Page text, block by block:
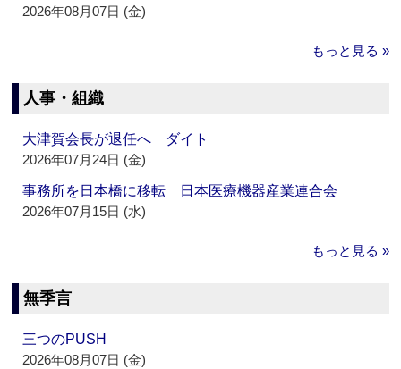
2026年08月07日 (金)
もっと見る »
人事・組織
大津賀会長が退任へ ダイト
2026年07月24日 (金)
事務所を日本橋に移転 日本医療機器産業連合会
2026年07月15日 (水)
もっと見る »
無季言
三つのPUSH
2026年08月07日 (金)